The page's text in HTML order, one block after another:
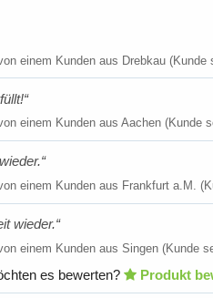
einem Kunden aus Drebkau (Kunde
einem Kunden aus Aachen (Kunde
einem Kunden aus Frankfurt a.M.
wieder.
einem Kunden aus Singen (Kunde
es bewerten? Produkt